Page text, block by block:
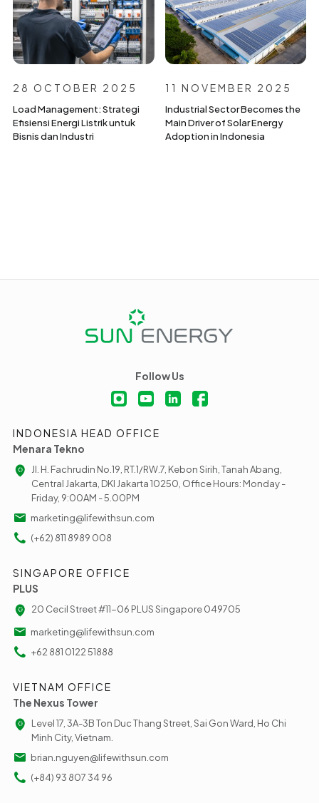
28 OCTOBER 2025
Load Management: Strategi
Efisiensi Energi Listrik untuk
Bisnis dan Industri
11 NOVEMBER 2025
Industrial Sector Becomes the
Main Driver of Solar Energy
Adoption in Indonesia
Follow Us
INDONESIA HEAD OFFICE
Menara Tekno
Jl. H. Fachrudin No.19, RT.1/RW.7, Kebon Sirih, Tanah Abang,
Central Jakarta, DKI Jakarta 10250, Office Hours: Monday -
Friday, 9:00AM - 5.00PM
marketing@lifewithsun.com
(+62) 811 8989 008
SINGAPORE OFFICE
PLUS
20 Cecil Street #11-06 PLUS Singapore 049705
marketing@lifewithsun.com
+62 881 0122 51888
VIETNAM OFFICE
The Nexus Tower
Level 17, 3A-3B Ton Duc Thang Street, Sai Gon Ward, Ho Chi
Minh City, Vietnam.
brian.nguyen@lifewithsun.com
(+84) 93 807 34 96